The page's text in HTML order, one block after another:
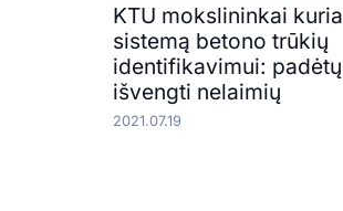
KTU mokslininkai kuria
sistemą betono trūkių
identifikavimui: padėtų
išvengti nelaimių
2021.07.19